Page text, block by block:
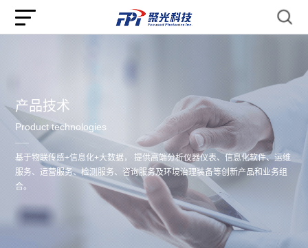
产品技术
Product technologies
基于物联传感+信息化+大数据， 提供高端分析仪器仪表、信息化软件、运维
服务、运营服务、检测服务、咨询服务及环境治理装备等创新产品和业务组
合。